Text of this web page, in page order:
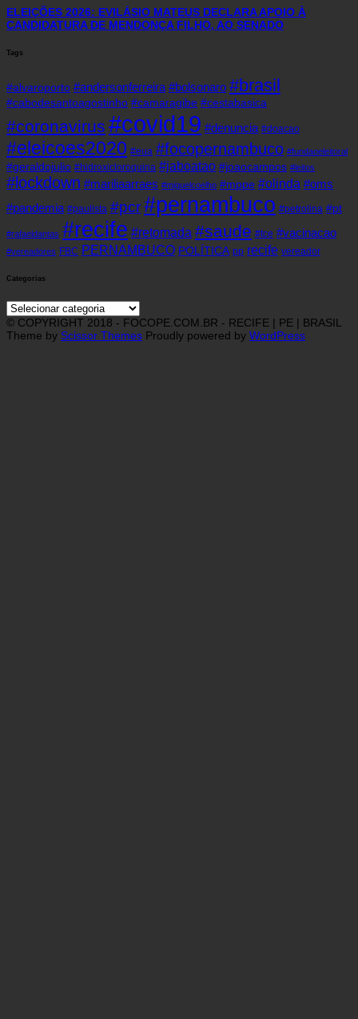
ELEIÇÕES 2026: EVILÁSIO MATEUS DECLARA APOIO À
CANDIDATURA DE MENDONÇA FILHO, AO SENADO
Tags
#alvaroporto #andersonferreira #bolsonaro #brasil
#cabodesantoagostinho #camaragibe #cestabasica
#coronavirus #covid19 #denuncia #doacao
#eleicoes2020 #eua #focopernambuco #fundaoeleitoral
#geraldojulio #hidroxicloroquina #jaboatao #joaocampos #leitos
#lockdown #mariliaarraes #miguelcoelho #mppe #olinda #oms
#pandemia #paulista #pcr#pernambuco #petrolina #pt
#rafaeldantas #recife #retomada #saude #tce #vacinacao
#vereadores FBC PERNAMBUCO POLÍTICA pp recife vereador
Categorias
Categorias
© COPYRIGHT 2018 - FOCOPE.COM.BR - RECIFE | PE | BRASIL
Theme by Scissor Themes Proudly powered by WordPress